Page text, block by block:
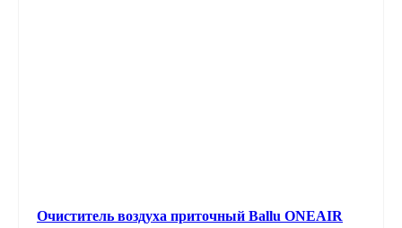
Очиститель воздуха приточный Ballu ONEAIR